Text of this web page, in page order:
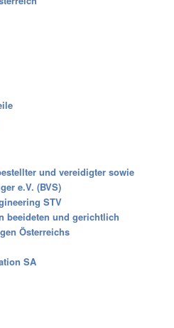
und vereidigter sowie
e.V. (BVS)
STV
beeideten und gerichtlich
Österreichs
SA